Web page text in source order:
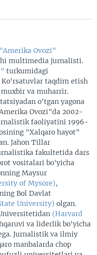
"Amerika Ovozi"
multimedia jurnalisti.
turkumidagi
taqdim etish
va muharrir.
o'tgan yagona
Ovozi"da 2002-
faoliyatini 1996-
"Xalqaro hayot"
Jahon Tillar
fakultetida dars
vositalari bo'yicha
Maysur
of Mysore),
Bol Davlat
University) olgan.
(Harvard
va liderlik bo'yicha
Jurnalistik va ilmiy
manbalarda chop